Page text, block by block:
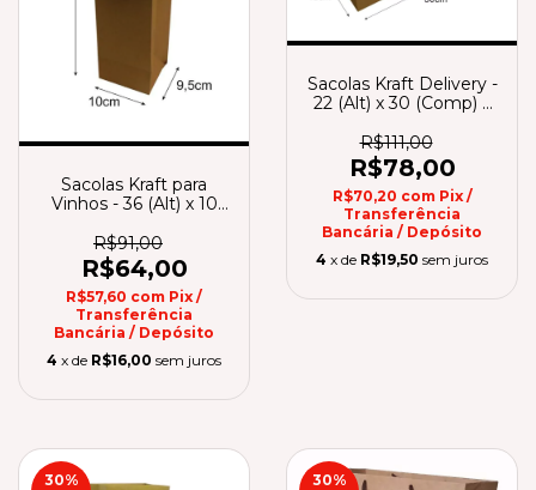
Sacolas Kraft para
Vinhos - 36 (Alt) x 10
R$91,00
R$64,00
R$57,60 com Pix /
Transferência
Bancária / Depósito
4 x de R$16,00 sem juros
Sacolas Kraft Delivery -
22 (Alt) x 30 (Comp) x
R$111,00
R$78,00
R$70,20 com Pix /
Transferência
Bancária / Depósito
4 x de R$19,50 sem juros
30%
30%